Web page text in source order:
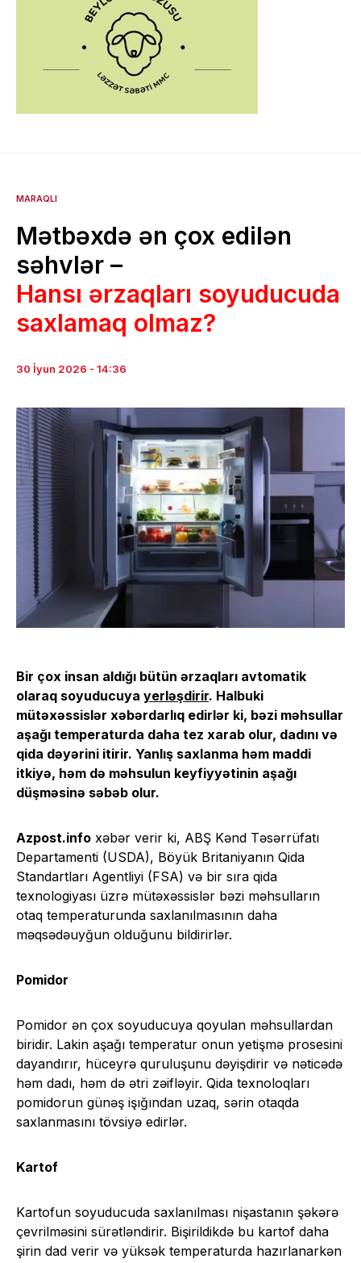
MARAQLI
Mətbəxdə ən çox edilən
səhvlər –
Hansı ərzaqları soyuducuda
saxlamaq olmaz?
30 İyun 2026 - 14:36
Bir çox insan aldığı bütün ərzaqları avtomatik
olaraq soyuducuya yerləşdirir. Halbuki
mütəxəssislər xəbərdarlıq edirlər ki, bəzi məhsullar
aşağı temperaturda daha tez xarab olur, dadını və
qida dəyərini itirir. Yanlış saxlanma həm maddi
itkiyə, həm də məhsulun keyfiyyətinin aşağı
düşməsinə səbəb olur.
Azpost.info xəbər verir ki, ABŞ Kənd Təsərrüfatı
Departamenti (USDA), Böyük Britaniyanın Qida
Standartları Agentliyi (FSA) və bir sıra qida
texnologiyası üzrə mütəxəssislər bəzi məhsulların
otaq temperaturunda saxlanılmasının daha
məqsədəuyğun olduğunu bildirirlər.
Pomidor
Pomidor ən çox soyuducuya qoyulan məhsullardan
biridir. Lakin aşağı temperatur onun yetişmə prosesini
dayandırır, hüceyrə quruluşunu dəyişdirir və nəticədə
həm dadı, həm də ətri zəifləyir. Qida texnoloqları
pomidorun günəş işığından uzaq, sərin otaqda
saxlanmasını tövsiyə edirlər.
Kartof
Kartofun soyuducuda saxlanılması nişastanın şəkərə
çevrilməsini sürətləndirir. Bişirildikdə bu kartof daha
şirin dad verir və yüksək temperaturda hazırlanarkən